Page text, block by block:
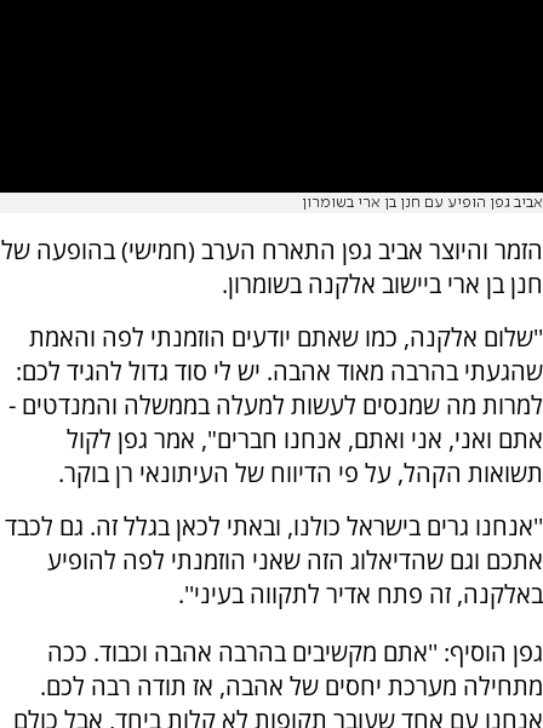
אביב גפן הופיע עם חנן בן ארי בשומרון
הזמר והיוצר אביב גפן התארח הערב (חמישי) בהופעה של
חנן בן ארי ביישוב אלקנה בשומרון.
''שלום אלקנה, כמו שאתם יודעים הוזמנתי לפה והאמת
שהגעתי בהרבה מאוד אהבה. יש לי סוד גדול להגיד לכם:
למרות מה שמנסים לעשות למעלה בממשלה והמנדטים -
אתם ואני, אני ואתם, אנחנו חברים", אמר גפן לקול
תשואות הקהל, על פי הדיווח של העיתונאי רן בוקר.
''אנחנו גרים בישראל כולנו, ובאתי לכאן בגלל זה. גם לכבד
אתכם וגם שהדיאלוג הזה שאני הוזמנתי לפה להופיע
באלקנה, זה פתח אדיר לתקווה בעיני''.
גפן הוסיף: ''אתם מקשיבים בהרבה אהבה וכבוד. ככה
מתחילה מערכת יחסים של אהבה, אז תודה רבה לכם.
אנחנו עם אחד שעובר תקופות לא קלות ביחד, אבל כולם